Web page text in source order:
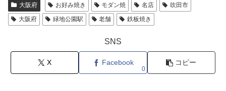
大阪府 お好み焼き モダン焼 名店
吹田市
大阪府
緑地公園駅 老舗 鉄板焼き
SNS
X Facebook
0
コピー